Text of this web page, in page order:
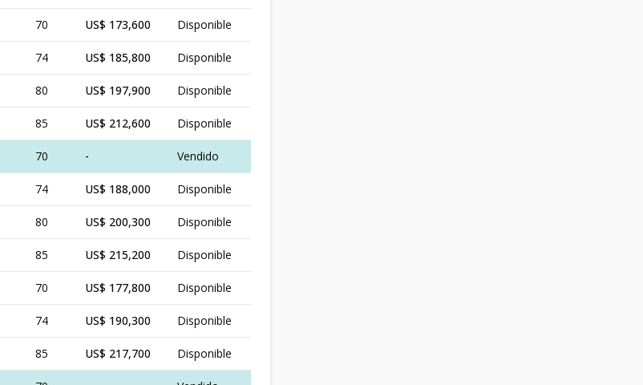
70 US$ 173,600 Disponible
74 US$ 185,800 Disponible
80 US$ 197,900 Disponible
85 US$ 212,600 Disponible
70 - Vendido
74 US$ 188,000 Disponible
80 US$ 200,300 Disponible
85 US$ 215,200 Disponible
70 US$ 177,800 Disponible
74 US$ 190,300 Disponible
85 US$ 217,700 Disponible